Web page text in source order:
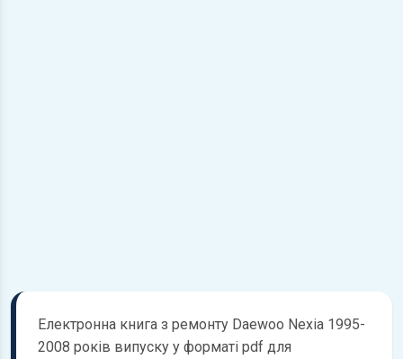
Електронна книга з ремонту Daewoo Nexia 1995-
2008 років випуску у форматі pdf для